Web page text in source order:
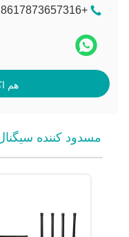
+8617873657316
هم
مسدود کننده